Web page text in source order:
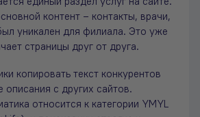
контент – контакты, врачи,
уникален для филиала. Это уже
страницы друг от друга.
копировать текст конкурентов
описания с других сайтов.
относится к категории YMYL